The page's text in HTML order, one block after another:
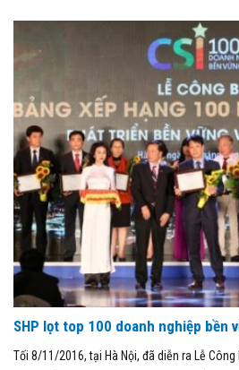
SHP lọt top 100 doanh nghiệp bền
Tối 8/11/2016, tại Hà Nội, đã diễn ra Lễ